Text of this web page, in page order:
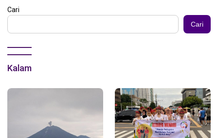
Cari
Cari
Kalam